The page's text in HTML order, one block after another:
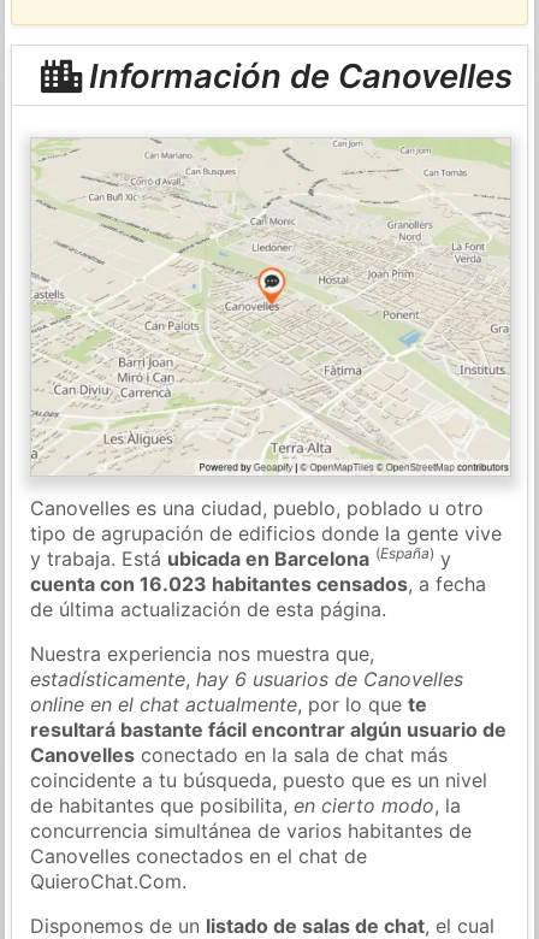
Información de Canovelles
Canovelles es una ciudad, pueblo, poblado u otro
tipo de agrupación de edificios donde la gente vive
y trabaja. Está ubicada en Barcelona (España) y
cuenta con 16.023 habitantes censados, a fecha
de última actualización de esta página.
Nuestra experiencia nos muestra que,
estadísticamente,hay 6 usuarios de Canovelles
online en el chat actualmente, por lo quete
resultará bastante fácil encontrar algún usuario de
Canovelles conectado en la sala de chat más
coincidente a tu búsqueda, puesto que es un nivel
de habitantes que posibilita,en cierto modo, la
concurrencia simultánea de varios habitantes de
Canovelles conectados en el chat de
QuieroChat.Com.
Disponemos de un listado de salas de chat, el cual